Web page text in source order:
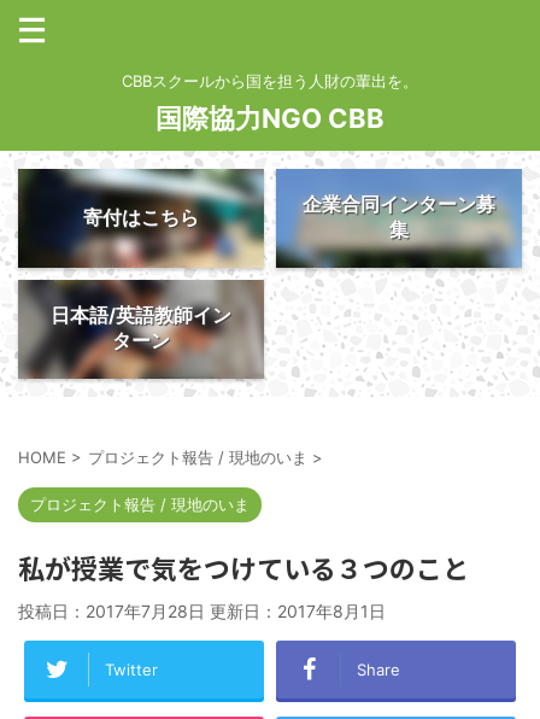
CBBスクールから国を担う人財の輩出を。
国際協力NGO CBB
寄付はこちら
企業合同インターン募
集
日本語/英語教師イン
ターン
HOME > プロジェクト報告 / 現地のいま >
プロジェクト報告 / 現地のいま
私が授業で気をつけている３つのこと
投稿日：2017年7月28日 更新日： 2017年8月1日
Twitter Share